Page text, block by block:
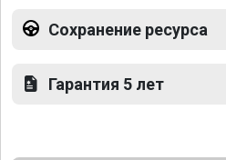
Сохранение ресурса
Гарантия 5 лет